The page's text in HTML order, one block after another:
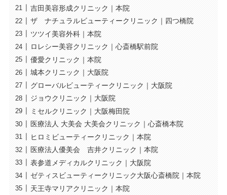
吉田美容形成クリニック｜本院
ザ ナチュラルビューティークリニック｜四つ橋院
ツツイ美容外科｜本院
ロレシー美容クリニック｜心斎橋駅前院
優愛クリニック｜本院
城本クリニック｜大阪院
グローバルビューティークリニック｜大阪院
ジョウクリニック｜大阪院
ミセルクリニック｜大阪梅田院
医療法人 大美会 大美会クリニック｜心斎橋本院
ヒロミビューティークリニック｜本院
医療法人優美会 吉井クリニック｜本院
表参道メディカルクリニック｜大阪院
ゼティスビューティークリニック大阪心斎橋院｜本院
天王寺マリアクリニック｜本院